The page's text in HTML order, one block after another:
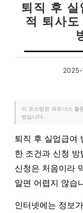
퇴직 후
적 퇴사
2025-
이 포스팅은 파트너스 활
받습니다.
퇴직 후 실업급여
한 조건과 신청 방
신청은 처음이라
알면 어렵지 않습
인터넷에는 정보